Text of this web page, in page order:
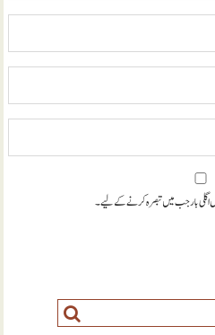
اگلی بار جب میں تبصرہ کرنے کےلیے۔